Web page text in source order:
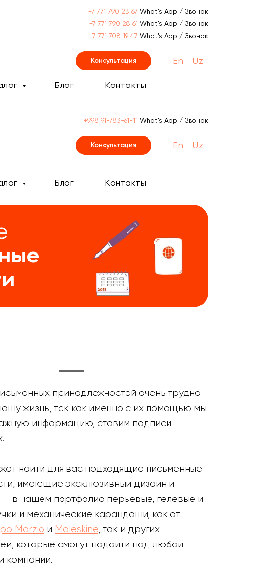
+7 771 790 28 67 What's App / Звонок
+7 771 790 28 61 What's App / Звонок
+7 771 708 19 47 What's App / Звонок
Консультация En Uz
Блог Контакты
+998 91-783-61-11 What's App / Звонок
Консультация En Uz
Блог Контакты
принадлежностей очень трудно
жизнь, так как именно с их помощью мы
информацию, ставим подписи
найти для вас подходящие письменные
имеющие эксклюзивный дизайн и
в нашем портфолио перьевые, гелевые и
и механические карандаши, как от
Marzio и Moleskine, так и других
которые смогут подойти под любой
компании.